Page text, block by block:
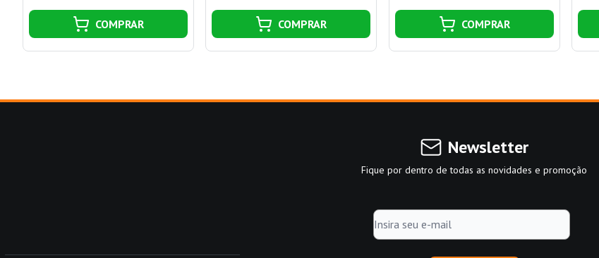
COMPRAR COMPRAR COMPRAR
Newsletter
Fique por dentro de todas as novidades e promoção